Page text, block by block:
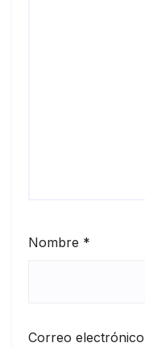
Nombre *
Correo electrónico